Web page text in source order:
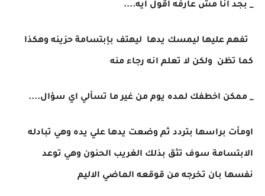
_ بجد انا مش عارفه اقول ايه....
تفهم عليها ليمسك يدها ليهتف بإبتسامة حزينه وهكذا
كما تظن ولكن لا تعلم انه رجاء منه
_ ممكن اخطفك لمده يوم من غير ما تسألي اي سؤال....
اومأت براسها بتردد ثم وضعت يدها علي يده وهي تبادله
الابتسامة سوف تثق بذلك الغريب الحنون وهي توعد
نفسها بان تخرجه من قوقعه الماضي الاليم